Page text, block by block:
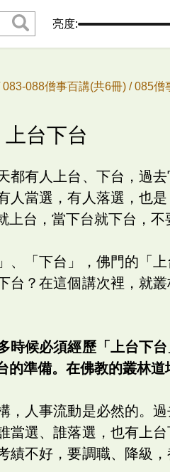
亮度:
083-088僧事百講(共6冊) /085僧
台下台
都有人上台、下台，過
人當選，有人落選，也
上台，當下台就下台，
、「下台」，佛門的「
台？在這個講次裡，就
時候必須經歷「上台下
的準備。在佛教的叢林
，人事流動是必然的。
當選、誰落選，也有上
績不好，要調職、降級